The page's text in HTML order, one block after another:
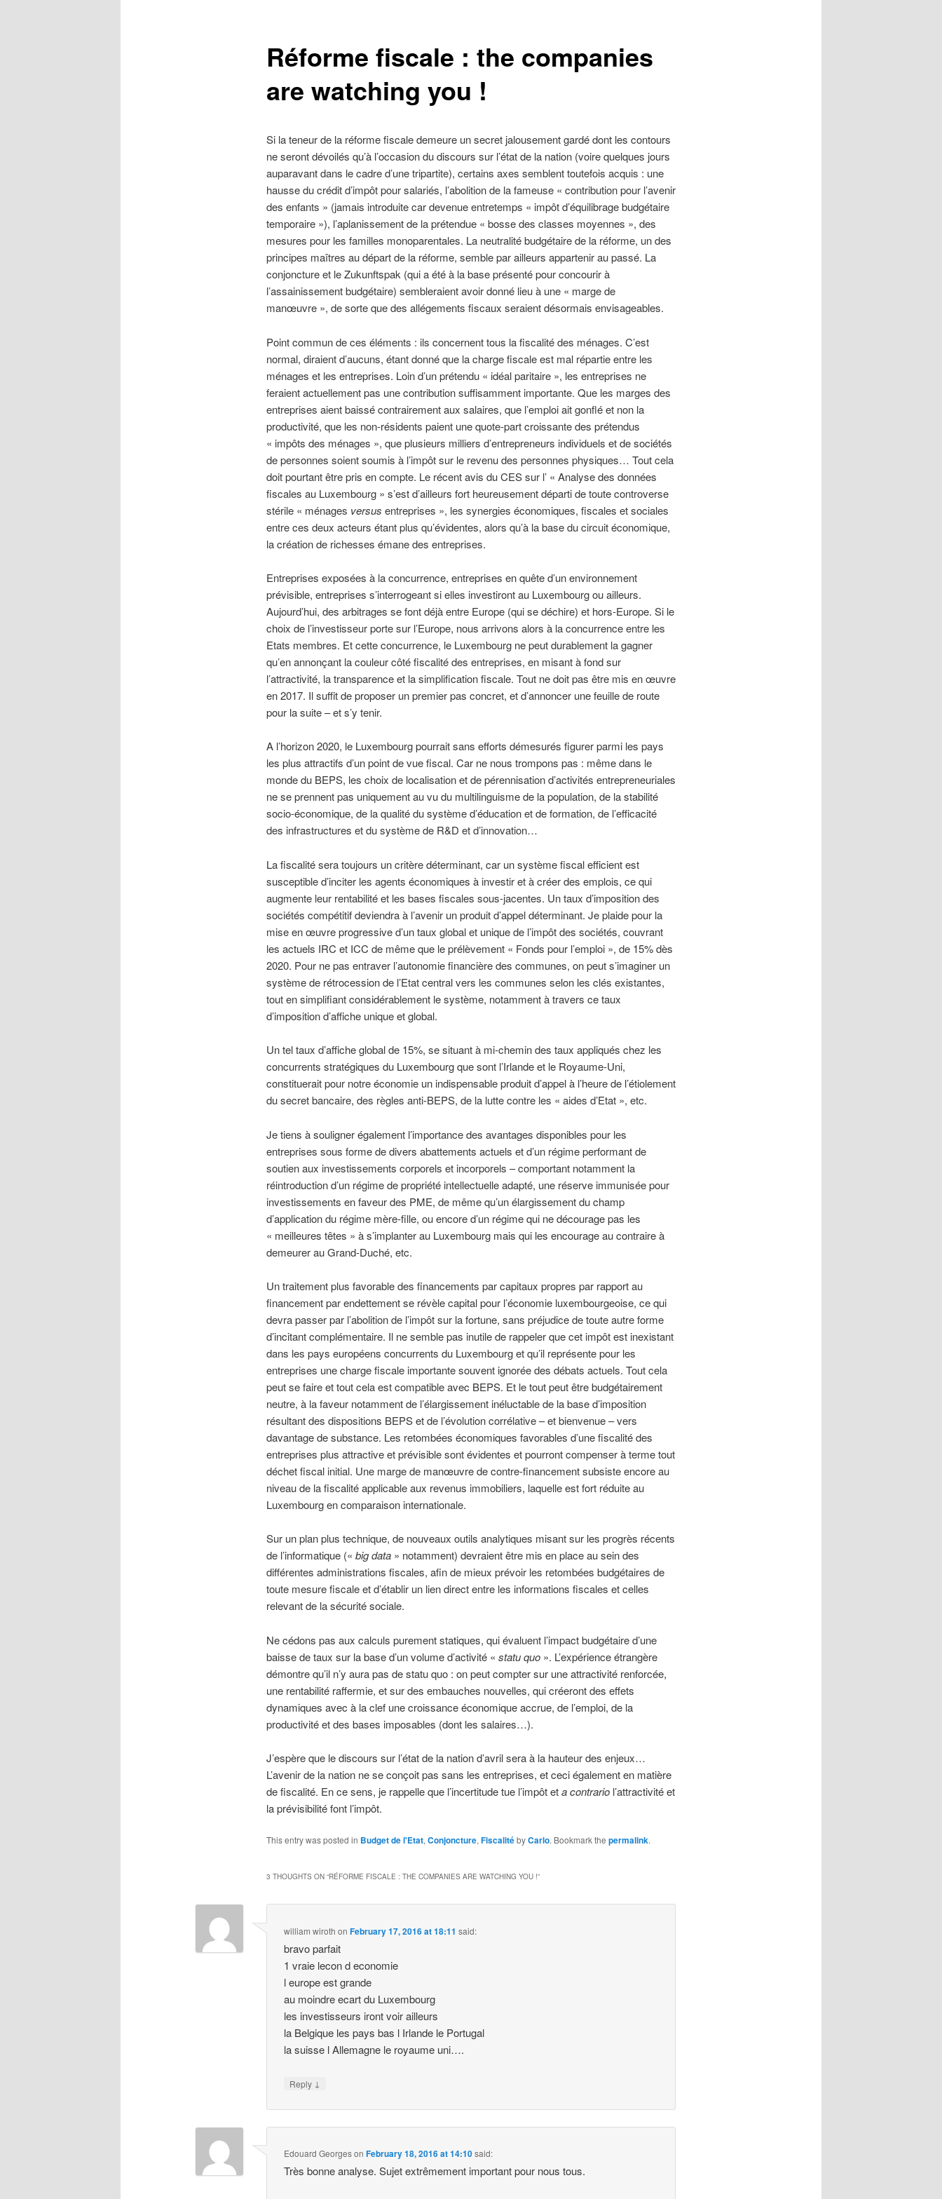
Réforme fiscale : the companies
are watching you !
Si la teneur de la réforme fiscale demeure un secret jalousement gardé dont les contours
ne seront dévoilés qu’à l’occasion du discours sur l’état de la nation (voire quelques jours
auparavant dans le cadre d’une tripartite), certains axes semblent toutefois acquis : une
hausse du crédit d’impôt pour salariés, l’abolition de la fameuse « contribution pour l’avenir
des enfants » (jamais introduite car devenue entretemps « impôt d’équilibrage budgétaire
temporaire »), l’aplanissement de la prétendue « bosse des classes moyennes », des
mesures pour les familles monoparentales. La neutralité budgétaire de la réforme, un des
principes maîtres au départ de la réforme, semble par ailleurs appartenir au passé. La
conjoncture et le Zukunftspak (qui a été à la base présenté pour concourir à
l’assainissement budgétaire) sembleraient avoir donné lieu à une « marge de
manœuvre », de sorte que des allégements fiscaux seraient désormais envisageables.
Point commun de ces éléments : ils concernent tous la fiscalité des ménages. C’est
normal, diraient d’aucuns, étant donné que la charge fiscale est mal répartie entre les
ménages et les entreprises. Loin d’un prétendu « idéal paritaire », les entreprises ne
feraient actuellement pas une contribution suffisamment importante. Que les marges des
entreprises aient baissé contrairement aux salaires, que l’emploi ait gonflé et non la
productivité, que les non-résidents paient une quote-part croissante des prétendus
« impôts des ménages », que plusieurs milliers d’entrepreneurs individuels et de sociétés
de personnes soient soumis à l’impôt sur le revenu des personnes physiques… Tout cela
doit pourtant être pris en compte. Le récent avis du CES sur l’ « Analyse des données
fiscales au Luxembourg » s’est d’ailleurs fort heureusement départi de toute controverse
stérile « ménages versus entreprises », les synergies économiques, fiscales et sociales
entre ces deux acteurs étant plus qu’évidentes, alors qu’à la base du circuit économique,
la création de richesses émane des entreprises.
Entreprises exposées à la concurrence, entreprises en quête d’un environnement
prévisible, entreprises s’interrogeant si elles investiront au Luxembourg ou ailleurs.
Aujourd’hui, des arbitrages se font déjà entre Europe (qui se déchire) et hors-Europe. Si le
choix de l’investisseur porte sur l’Europe, nous arrivons alors à la concurrence entre les
Etats membres. Et cette concurrence, le Luxembourg ne peut durablement la gagner
qu’en annonçant la couleur côté fiscalité des entreprises, en misant à fond sur
l’attractivité, la transparence et la simplification fiscale. Tout ne doit pas être mis en œuvre
en 2017. Il suffit de proposer un premier pas concret, et d’annoncer une feuille de route
pour la suite – et s’y tenir.
A l’horizon 2020, le Luxembourg pourrait sans efforts démesurés figurer parmi les pays
les plus attractifs d’un point de vue fiscal. Car ne nous trompons pas : même dans le
monde du BEPS, les choix de localisation et de pérennisation d’activités entrepreneuriales
ne se prennent pas uniquement au vu du multilinguisme de la population, de la stabilité
socio-économique, de la qualité du système d’éducation et de formation, de l’efficacité
des infrastructures et du système de R&D et d’innovation…
La fiscalité sera toujours un critère déterminant, car un système fiscal efficient est
susceptible d’inciter les agents économiques à investir et à créer des emplois, ce qui
augmente leur rentabilité et les bases fiscales sous-jacentes. Un taux d’imposition des
sociétés compétitif deviendra à l’avenir un produit d’appel déterminant. Je plaide pour la
mise en œuvre progressive d’un taux global et unique de l’impôt des sociétés, couvrant
les actuels IRC et ICC de même que le prélèvement « Fonds pour l’emploi », de 15% dès
2020. Pour ne pas entraver l’autonomie financière des communes, on peut s’imaginer un
système de rétrocession de l’Etat central vers les communes selon les clés existantes,
tout en simplifiant considérablement le système, notamment à travers ce taux
d’imposition d’affiche unique et global.
Un tel taux d’affiche global de 15%, se situant à mi-chemin des taux appliqués chez les
concurrents stratégiques du Luxembourg que sont l’Irlande et le Royaume-Uni,
constituerait pour notre économie un indispensable produit d’appel à l’heure de l’étiolement
du secret bancaire, des règles anti-BEPS, de la lutte contre les « aides d’Etat », etc.
Je tiens à souligner également l’importance des avantages disponibles pour les
entreprises sous forme de divers abattements actuels et d’un régime performant de
soutien aux investissements corporels et incorporels – comportant notamment la
réintroduction d’un régime de propriété intellectuelle adapté, une réserve immunisée pour
investissements en faveur des PME, de même qu’un élargissement du champ
d’application du régime mère-fille, ou encore d’un régime qui ne décourage pas les
« meilleures têtes » à s’implanter au Luxembourg mais qui les encourage au contraire à
demeurer au Grand-Duché, etc.
Un traitement plus favorable des financements par capitaux propres par rapport au
financement par endettement se révèle capital pour l’économie luxembourgeoise, ce qui
devra passer par l’abolition de l’impôt sur la fortune, sans préjudice de toute autre forme
d’incitant complémentaire. Il ne semble pas inutile de rappeler que cet impôt est inexistant
dans les pays européens concurrents du Luxembourg et qu’il représente pour les
entreprises une charge fiscale importante souvent ignorée des débats actuels. Tout cela
peut se faire et tout cela est compatible avec BEPS. Et le tout peut être budgétairement
neutre, à la faveur notamment de l’élargissement inéluctable de la base d’imposition
résultant des dispositions BEPS et de l’évolution corrélative – et bienvenue – vers
davantage de substance. Les retombées économiques favorables d’une fiscalité des
entreprises plus attractive et prévisible sont évidentes et pourront compenser à terme tout
déchet fiscal initial. Une marge de manœuvre de contre-financement subsiste encore au
niveau de la fiscalité applicable aux revenus immobiliers, laquelle est fort réduite au
Luxembourg en comparaison internationale.
Sur un plan plus technique, de nouveaux outils analytiques misant sur les progrès récents
de l’informatique (« big data» notamment) devraient être mis en place au sein des
différentes administrations fiscales, afin de mieux prévoir les retombées budgétaires de
toute mesure fiscale et d’établir un lien direct entre les informations fiscales et celles
relevant de la sécurité sociale.
Ne cédons pas aux calculs purement statiques, qui évaluent l’impact budgétaire d’une
baisse de taux sur la base d’un volume d’activité « statu quo». L’expérience étrangère
démontre qu’il n’y aura pas de statu quo : on peut compter sur une attractivité renforcée,
une rentabilité raffermie, et sur des embauches nouvelles, qui créeront des effets
dynamiques avec à la clef une croissance économique accrue, de l’emploi, de la
productivité et des bases imposables (dont les salaires…).
J’espère que le discours sur l’état de la nation d’avril sera à la hauteur des enjeux…
L’avenir de la nation ne se conçoit pas sans les entreprises, et ceci également en matière
de fiscalité. En ce sens, je rappelle que l’incertitude tue l’impôt eta contrariol’attractivité et
la prévisibilité font l’impôt.
This entry was posted in Budget de l'Etat, Conjoncture, FiscalitébyCarlo. Bookmark the permalink.
3 THOUGHTS ON “RÉFORME FISCALE : THE COMPANIES ARE WATCHING YOU !”
william wiroth onFebruary 17, 2016 at 18:11 said:
bravo parfait
1 vraie lecon d economie
l europe est grande
au moindre ecart du Luxembourg
les investisseurs iront voir ailleurs
la Belgique les pays bas l Irlande le Portugal
la suisse l Allemagne le royaume uni….
Reply ↓
Edouard GeorgesonFebruary 18, 2016 at 14:10said:
Très bonne analyse. Sujet extrêmement important pour nous tous.